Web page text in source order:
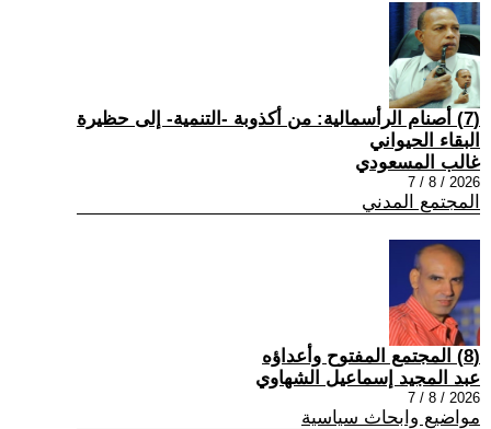
(7) أصنام الرأسمالية: من أكذوبة -التنمية- إلى حظيرة
البقاء الحيواني
غالب المسعودي
2026 / 8 / 7
المجتمع المدني
(8) المجتمع المفتوح وأعداؤه
عبد المجيد إسماعيل الشهاوي
2026 / 8 / 7
مواضيع وابحاث سياسية